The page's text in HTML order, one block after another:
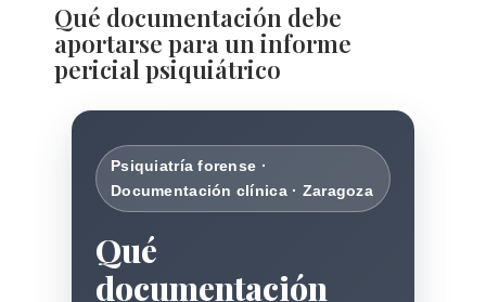
Qué documentación debe
aportarse para un informe
pericial psiquiátrico
Psiquiatría forense ·
Documentación clínica · Zaragoza
Qué
documentación